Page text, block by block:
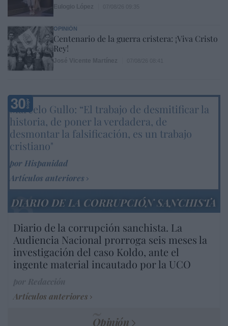
OPINIÓN
Centenario de la guerra cristera: ¡Viva Cristo
Rey!
Marcelo Gullo: “El trabajo de desmitificar la
historia, de poner la verdadera, de
desmontar la falsificación, es un trabajo
cristiano"
por Hispanidad
Artículos anteriores
DIARIO DE LA CORRUPCIÓN SANCHISTA
Diario de la corrupción sanchista. La
Audiencia Nacional prorroga seis meses la
investigación del caso Koldo, ante el
ingente material incautado por la UCO
Artículos anteriores
Opinión